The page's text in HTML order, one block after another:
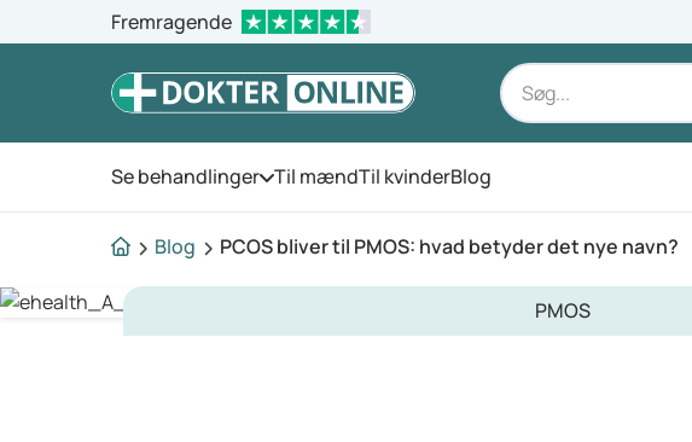
Fremragende
Se behandlingerÅbn menuen
Til mændTil kvinderBlog
Blog PCOS bliver til PMOS: hvad betyder det nye navn?
PMOS